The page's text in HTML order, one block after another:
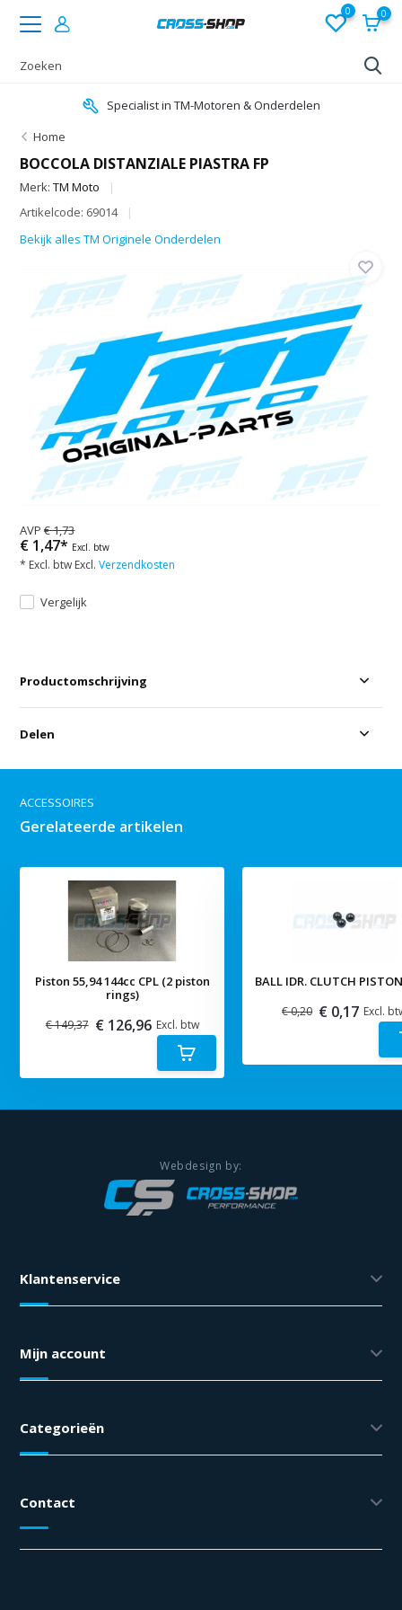
0 0
Specialist in TM-Motoren & Onderdelen
Home
BOCCOLA DISTANZIALE PIASTRA FP
Merk:TM Moto
Artikelcode: 69014
Bekijk alles TM Originele Onderdelen
AVP€ 1,73
€ 1,47* Excl. btw
* Excl. btw Excl.Verzendkosten
Vergelijk
Productomschrijving
Delen
ACCESSOIRES
Gerelateerde artikelen
Piston 55,94 144cc CPL (2 piston
rings)
€ 149,37 € 126,96 Excl. btw
BALL IDR. CLUTCH
€ 0,20 € 0,17 Excl.
Klantenservice
Mijn account
Categorieën
Contact